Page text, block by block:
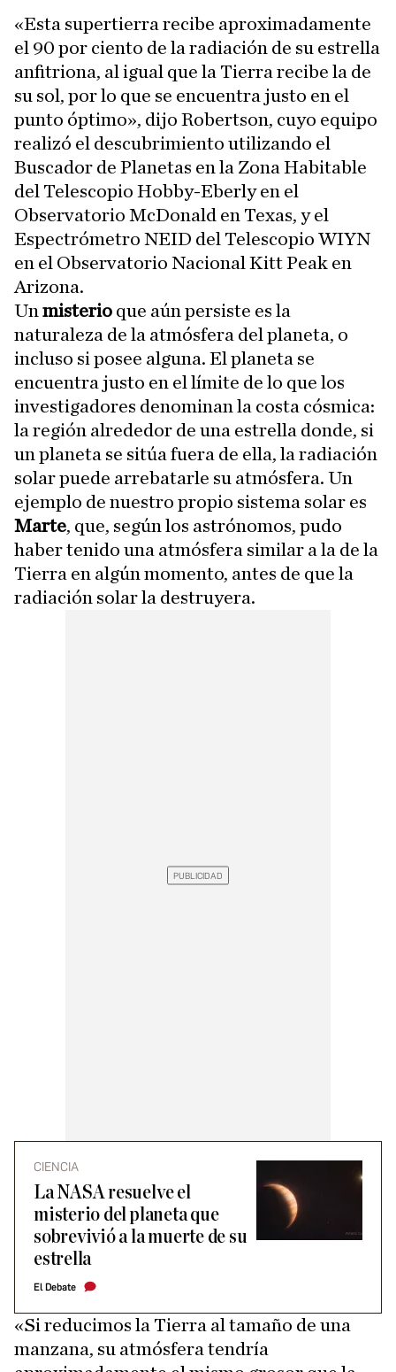
«Esta supertierra recibe aproximadamente
el 90 por ciento de la radiación de su estrella
anfitriona, al igual que la Tierra recibe la de
su sol, por lo que se encuentra justo en el
punto óptimo», dijo Robertson, cuyo equipo
realizó el descubrimiento utilizando el
Buscador de Planetas en la Zona Habitable
del Telescopio Hobby-Eberly en el
Observatorio McDonald en Texas, y el
Espectrómetro NEID del Telescopio WIYN
en el Observatorio Nacional Kitt Peak en
Arizona.
Un misterio que aún persiste es la
naturaleza de la atmósfera del planeta, o
incluso si posee alguna. El planeta se
encuentra justo en el límite de lo que los
investigadores denominan la costa cósmica:
la región alrededor de una estrella donde, si
un planeta se sitúa fuera de ella, la radiación
solar puede arrebatarle su atmósfera. Un
ejemplo de nuestro propio sistema solar es
Marte, que, según los astrónomos, pudo
haber tenido una atmósfera similar a la de la
Tierra en algún momento, antes de que la
radiación solar la destruyera.
CIENCIA
La NASA resuelve el
misterio del planeta que
sobrevivió a la muerte de su
estrella
El Debate
«Si reducimos la Tierra al tamaño de una
manzana, su atmósfera tendría